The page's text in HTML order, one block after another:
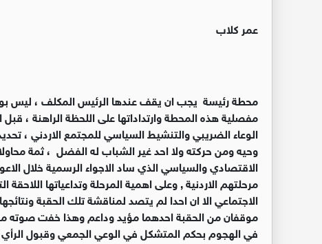
عمر كلاب
محطة رئيسة يجب ان يقف عندها الرئيس المكلف ، ليس
مفصلية هذه المحطة وارتداداتها على اللحظة الراهنة ،
الوعاء الضريبي والتنشيط السياسي للمجتمع الاردني ،
وحيه ومن حركته ولا احد غير الشباب له الفضل ، ثمة
مرحلتهم الاردنية , وعلى اهمية المرحلة وتداعياتها
الاجتماعي الا ان احدا لم يتصد لمناقشة تلك الحقبة
موقفان من الحقبة احدهما مؤيد وداعم وهذا خفت صوته مع
في الهجوم بحكم المتشكل في الوعي الجمعي وقبول